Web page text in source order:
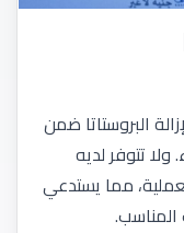
البروستاتا ضمن
تتوفر لديه
مما يستدعي
المناسب.